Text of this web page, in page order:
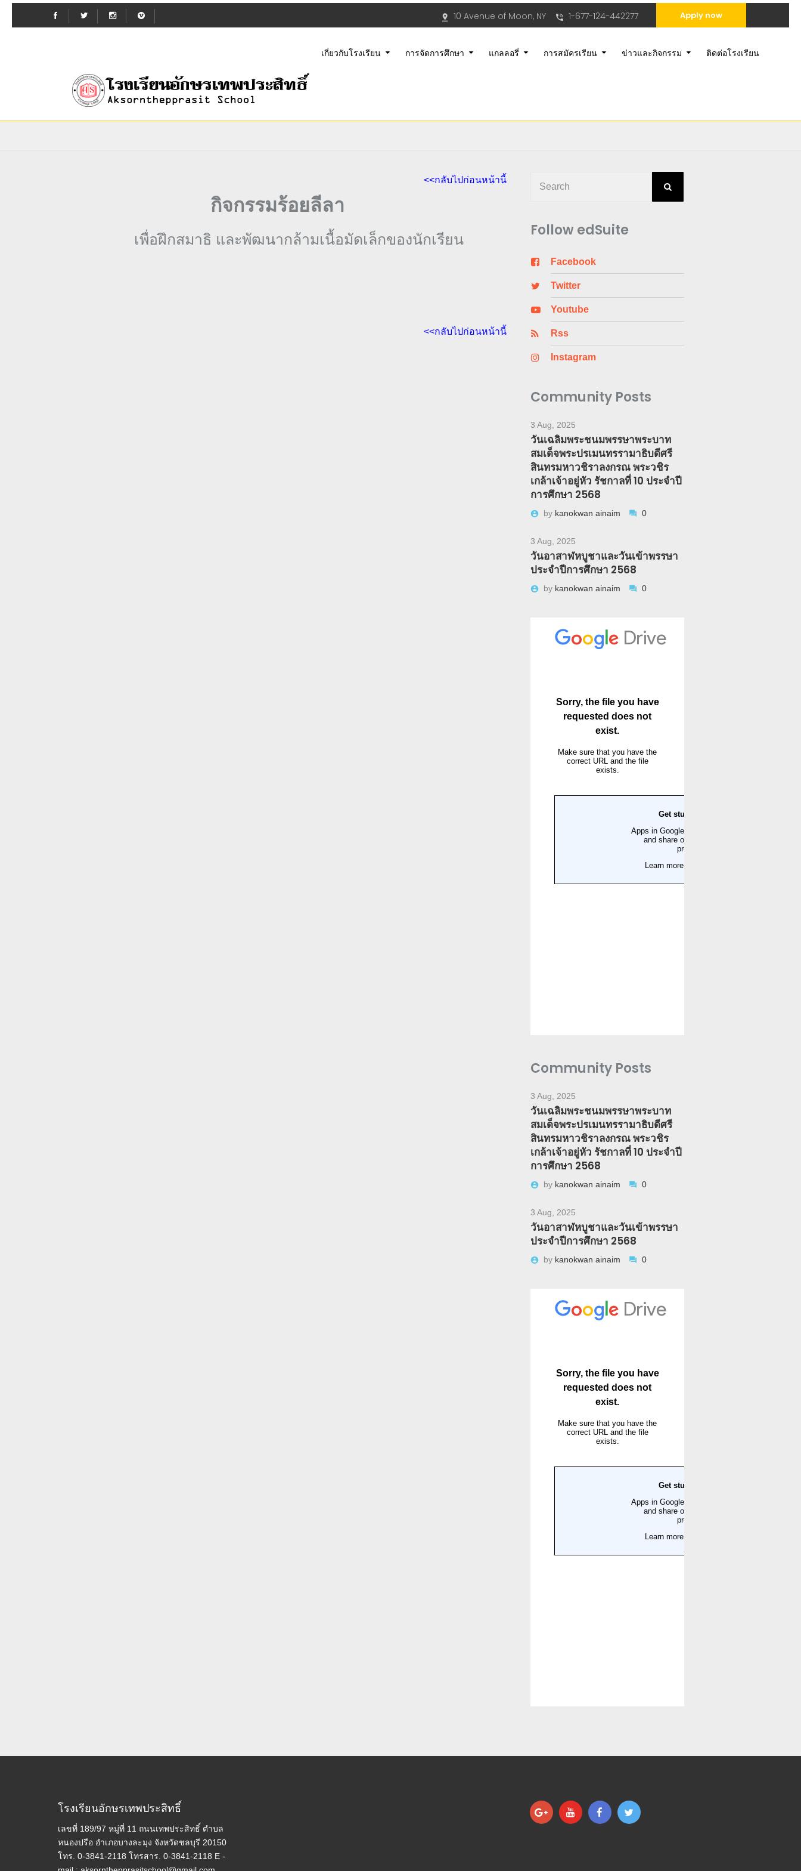
Apply now
1-677-124-442277
10 Avenue of Moon, NY
เกี่ยวกับโรงเรียน การจัดการศึกษา แกลลอรี่ การสมัครเรียน ข่าวและกิจกรรม ติดต่อโรงเรียน
<<กลับไปก่อนหน้านี้
กิจกรรมร้อยลีลา
เพื่อฝึกสมาธิ และพัฒนากล้ามเนื้อมัดเล็กของนักเรียน
<<กลับไปก่อนหน้านี้
Follow edSuite
Facebook
Twitter
Youtube
Rss
Instagram
Community Posts
3 Aug, 2025
วันเฉลิมพระชนมพรรษาพระบาท
สมเด็จพระปรเมนทรรามาธิบดีศรี
สินทรมหาวชิราลงกรณ พระวชิร
เกล้าเจ้าอยู่หัว รัชกาลที่ 10 ประจำปี
การศึกษา 2568
by kanokwan ainaim 0
3 Aug, 2025
วันอาสาฬหบูชาและวันเข้าพรรษา
ประจำปีการศึกษา 2568
by kanokwan ainaim 0
Community Posts
3 Aug, 2025
วันเฉลิมพระชนมพรรษาพระบาท
สมเด็จพระปรเมนทรรามาธิบดีศรี
สินทรมหาวชิราลงกรณ พระวชิร
เกล้าเจ้าอยู่หัว รัชกาลที่ 10 ประจำปี
การศึกษา 2568
by kanokwan ainaim 0
3 Aug, 2025
วันอาสาฬหบูชาและวันเข้าพรรษา
ประจำปีการศึกษา 2568
by kanokwan ainaim 0
โรงเรียนอักษรเทพประสิทธิ์
เลขที่ 189/97 หมู่ที่ 11 ถนนเทพประสิทธิ์ ตำบล
หนองปรือ อำเภอบางละมุง จังหวัดชลบุรี 20150
โทร. 0-3841-2118 โทรสาร. 0-3841-2118 E -